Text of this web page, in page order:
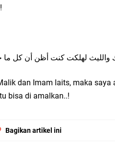
والليث لهلكت كنت أظن أن كل
dan Imam laits, maka saya
bisa di amalkan..!
Bagikan artikel ini